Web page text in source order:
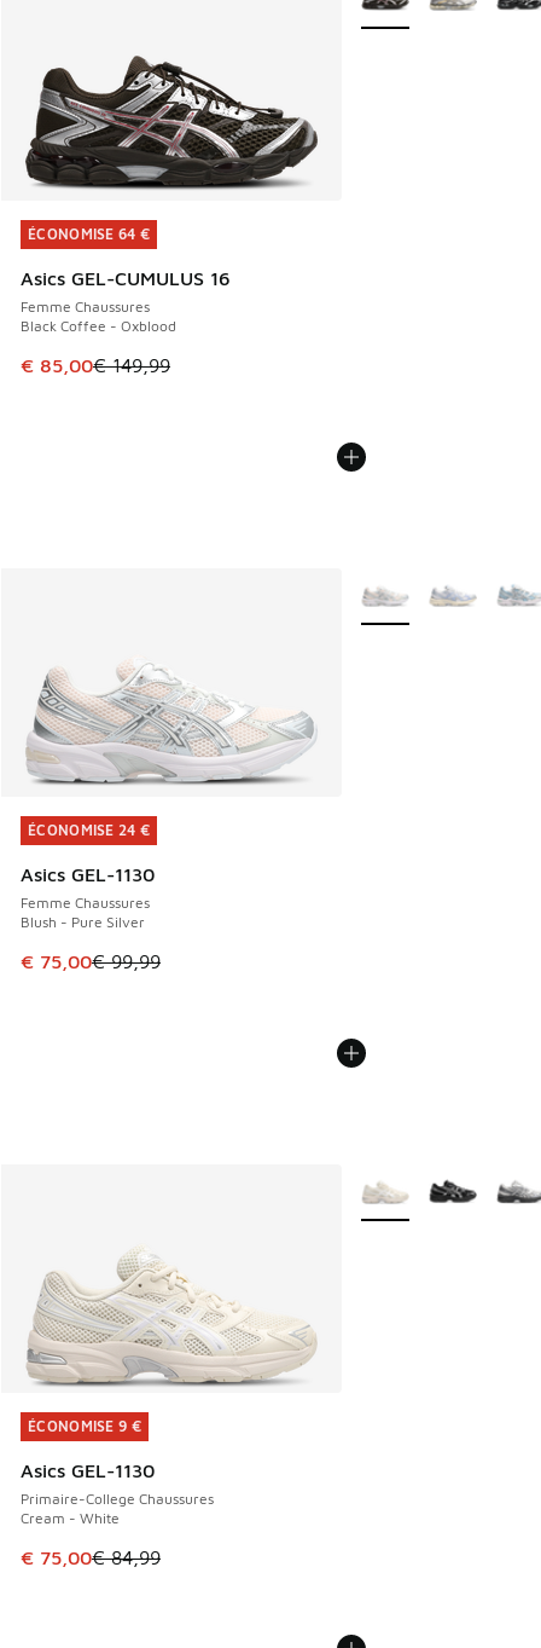
ÉCONOMISE 64 €
Asics GEL-CUMULUS 16
Femme Chaussures
Black Coffee - Oxblood
Cet article est en promotion. Prix en baisse de € 149,99 à
€ 85,00€ 149,99
ÉCONOMISE 64 €
ÉCONOMISE 24 €
Asics GEL-1130
Femme Chaussures
Blush - Pure Silver
Cet article est en promotion. Prix en baisse de € 99,99 à
€ 75,00€ 99,99
ÉCONOMISE 24 €
Plus de couleurs
ÉCONOMISE 9 €
Asics GEL-1130
Primaire-College Chaussures
Cream - White
Cet article est en promotion. Prix en baisse de € 84,99 à
€ 75,00€ 84,99
ÉCONOMISE 9 €
Plus de couleurs